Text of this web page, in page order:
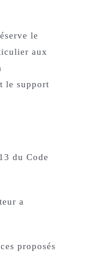
le
aux
le support
du Code
a
proposés